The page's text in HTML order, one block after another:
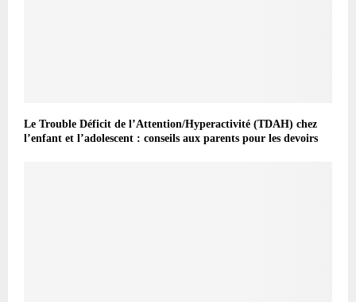
Le Trouble Déficit de l’Attention/Hyperactivité (TDAH) chez
l’enfant et l’adolescent : conseils aux parents pour les devoirs